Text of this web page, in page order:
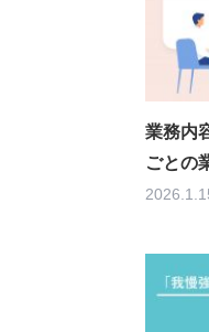
業務内
ごとの